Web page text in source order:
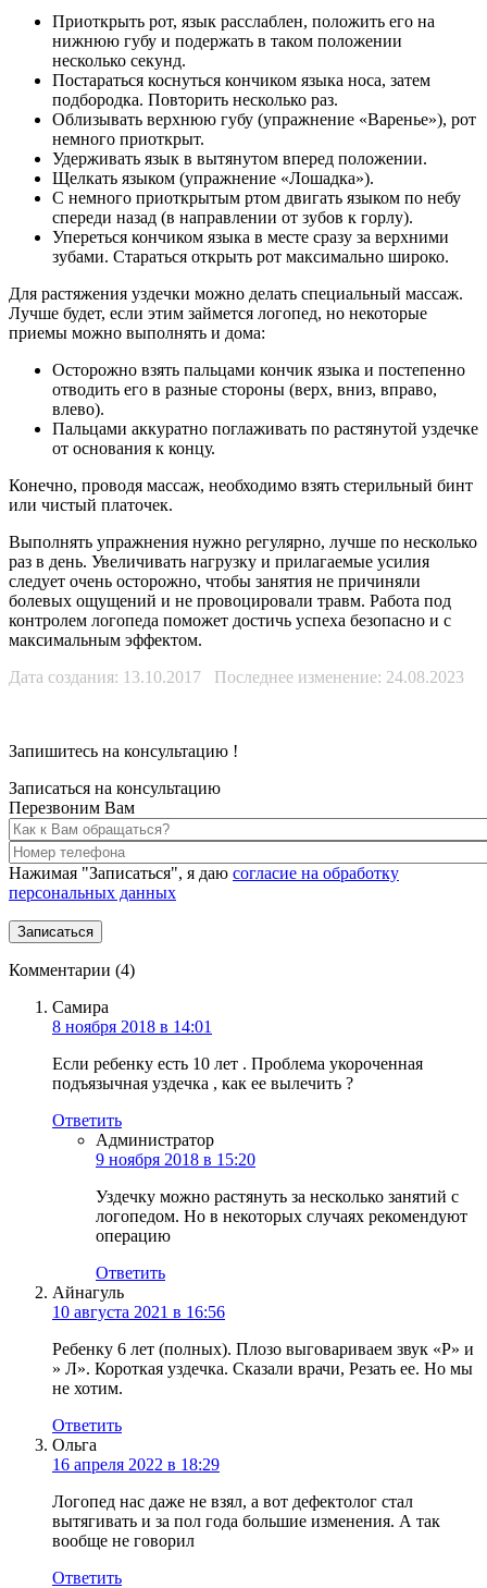
Приоткрыть рот, язык расслаблен, положить его на
нижнюю губу и подержать в таком положении
несколько секунд.
Постараться коснуться кончиком языка носа, затем
подбородка. Повторить несколько раз.
Облизывать верхнюю губу (упражнение «Варенье»), рот
немного приоткрыт.
Удерживать язык в вытянутом вперед положении.
Щелкать языком (упражнение «Лошадка»).
С немного приоткрытым ртом двигать языком по небу
спереди назад (в направлении от зубов к горлу).
Упереться кончиком языка в месте сразу за верхними
зубами. Стараться открыть рот максимально широко.
Для растяжения уздечки можно делать специальный массаж.
Лучше будет, если этим займется логопед, но некоторые
приемы можно выполнять и дома:
Осторожно взять пальцами кончик языка и постепенно
отводить его в разные стороны (верх, вниз, вправо,
влево).
Пальцами аккуратно поглаживать по растянутой уздечке
от основания к концу.
Конечно, проводя массаж, необходимо взять стерильный бинт
или чистый платочек.
Выполнять упражнения нужно регулярно, лучше по несколько
раз в день. Увеличивать нагрузку и прилагаемые усилия
следует очень осторожно, чтобы занятия не причиняли
болевых ощущений и не провоцировали травм. Работа под
контролем логопеда поможет достичь успеха безопасно и с
максимальным эффектом.
Дата создания: 13.10.2017 Последнее изменение: 24.08.2023
Запишитесь на консультацию !
Записаться на консультацию
Перезвоним Вам
Нажимая "Записаться", я даю согласие на обработку
персональных данных
Комментарии (4)
Самира
8 ноября 2018 в 14:01
Если ребенку есть 10 лет . Проблема укороченная
подъязычная уздечка , как ее вылечить ?
Ответить
Администратор
9 ноября 2018 в 15:20
Уздечку можно растянуть за несколько занятий с
логопедом. Но в некоторых случаях рекомендуют
операцию
Ответить
Айнагуль
10 августа 2021 в 16:56
Ребенку 6 лет (полных). Плозо выговариваем звук «Р» и
» Л». Короткая уздечка. Сказали врачи, Резать ее. Но мы
не хотим.
Ответить
Ольга
16 апреля 2022 в 18:29
Логопед нас даже не взял, а вот дефектолог стал
вытягивать и за пол года большие изменения. А так
вообще не говорил
Ответить